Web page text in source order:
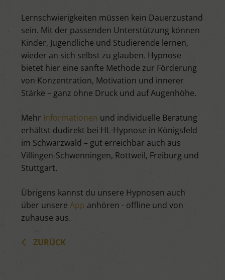
Lernschwierigkeiten müssen kein Dauerzustand
sein. Mit der passenden Unterstützung können
Kinder, Jugendliche und Studierende lernen,
wieder an sich selbst zu glauben. Hypnose
bietet hier eine sanfte Methode zur Förderung
von Konzentration, Motivation und innerer
Stärke – ganz ohne Druck und auf Augenhöhe.
Mehr Informationen und individuelle Beratung
erhältst dudirekt bei HL-Hypnose in Königsfeld
im Schwarzwald – gut erreichbar auch aus
Villingen-Schwenningen, Rottweil, Freiburg und
Stuttgart.
Übrigens kannst du unsere Hypnosen auch
über unsere App anhören - offline und von
zuhause aus.
ZURÜCK